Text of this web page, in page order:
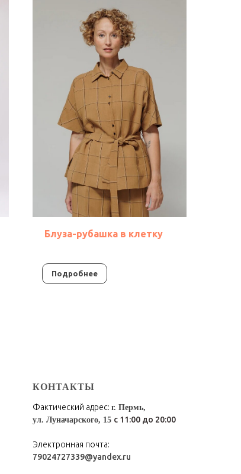
Блуза-рубашка в клетку
Подробнее
КОНТАКТЫ
Фактический адрес: г. Пермь,
ул. Луначарского, 15 с 11:00 до 20:00
Электронная почта:
79024727339@yandex.ru